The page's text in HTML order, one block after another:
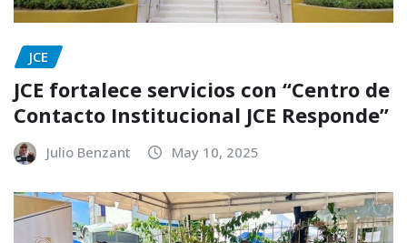
JCE
JCE fortalece servicios con “Centro de
Contacto Institucional JCE Responde”
Julio Benzant May 10, 2025